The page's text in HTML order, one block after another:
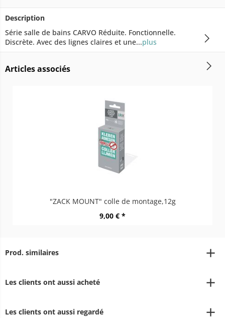
Description
Série salle de bains CARVO Réduite. Fonctionnelle.
Discrète. Avec des lignes claires et une...plus
Articles associés
"ZACK MOUNT" colle de montage,12g
9,00 € *
Prod. similaires
Les clients ont aussi acheté
Les clients ont aussi regardé